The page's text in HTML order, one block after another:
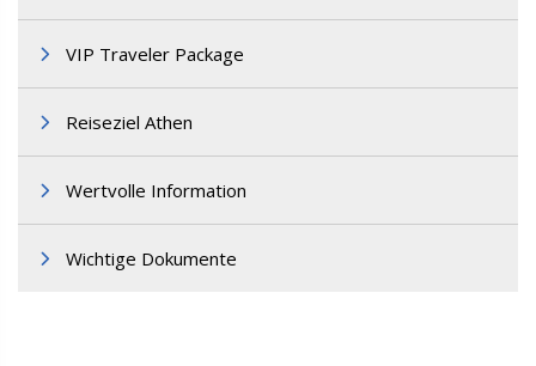
VIP Traveler Package
Reiseziel Athen
Wertvolle Information
Wichtige Dokumente